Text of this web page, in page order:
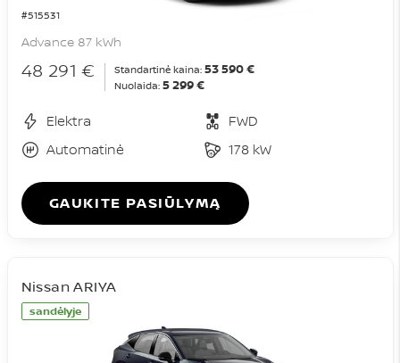
#515531
Advance 87 kWh
48 291 € Standartinė kaina: 53 590 €
Nuolaida: 5 299 €
Elektra
FWD
Automatinė
178 kW
GAUKITE PASIŪLYMĄ
sandėlyje
Nissan ARIYA